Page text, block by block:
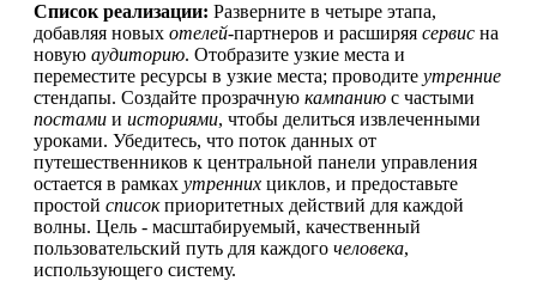
Список реализации: Разверните в четыре этапа,
добавляя новых отелей-партнеров и расширяя сервис на
новую аудиторию. Отобразите узкие места и
переместите ресурсы в узкие места; проводите утренние
стендапы. Создайте прозрачную кампанию с частыми
постами и историями, чтобы делиться извлеченными
уроками. Убедитесь, что поток данных от
путешественников к центральной панели управления
остается в рамках утренних циклов, и предоставьте
простой списокприоритетных действий для каждой
волны. Цель - масштабируемый, качественный
пользовательский путь для каждого человека,
использующего систему.